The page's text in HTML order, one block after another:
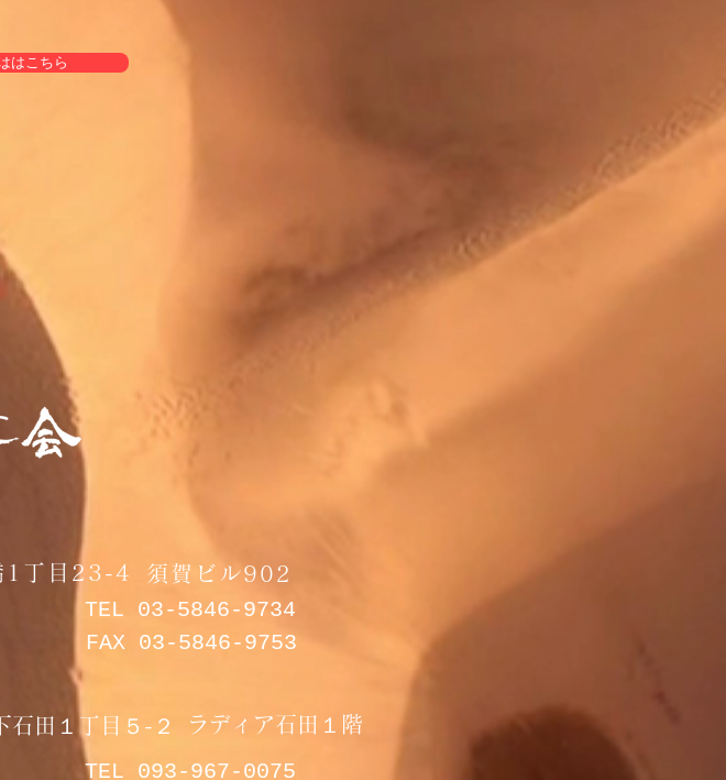
はこちら
1丁目23-4 須賀ビル902
​FAX 03-5846-9753
​TEL 03-5846-9734
石田１丁目５-２ ラディア石田１階
​TEL 093-967-0075